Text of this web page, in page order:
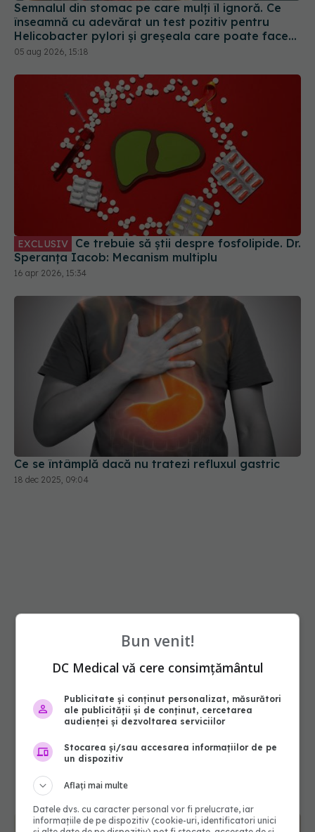
Semnalul din stomac pe care mulți îl ignoră. Ce
înseamnă cu adevărat un test pozitiv pentru
Helicobacter pylori și greșeala care poate face
tratamentul mult mai dificil
05 aug 2026, 15:18
EXCLUSIV
Speranța Iacob: Mecanism multiplu
16 apr 2026, 15:34
Ce se întâmplă dacă nu tratezi refluxul gastric
18 dec 2025, 09:04
Bun venit!
DC Medical vă cere consimțământul
Publicitate și conținut personalizat, măsurători
ale publicității și de conținut, cercetarea
audienței și dezvoltarea serviciilor
Stocarea și/sau accesarea informațiilor de pe
un dispozitiv
Aflați mai multe
Datele dvs. cu caracter personal vor fi prelucrate, iar
informațiile de pe dispozitiv (cookie-uri, identificatori unici